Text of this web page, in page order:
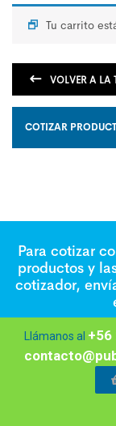
Tu carrito
VOLVER A LA
COTIZAR
Para cotizar
productos y
cotizador,
Llámanos al +56